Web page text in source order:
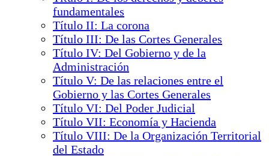
fundamentales
Título II: La corona
Título III: De las Cortes Generales
Título IV: Del Gobierno y de la
Administración
Título V: De las relaciones entre el
Gobierno y las Cortes Generales
Título VI: Del Poder Judicial
Título VII: Economía y Hacienda
Título VIII: De la Organización Territorial
del Estado